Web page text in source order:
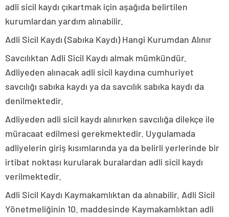
adli sicil kaydı çıkartmak için aşağıda belirtilen
kurumlardan yardım alınabilir.
Adli Sicil Kaydı (Sabıka Kaydı) Hangi Kurumdan Alınır
Savcılıktan Adli Sicil Kaydı almak mümkündür.
Adliyeden alınacak adli sicil kaydına cumhuriyet
savcılığı sabıka kaydı ya da savcılık sabıka kaydı da
denilmektedir.
Adliyeden adli sicil kaydı alınırken savcılığa dilekçe ile
müracaat edilmesi gerekmektedir. Uygulamada
adliyelerin giriş kısımlarında ya da belirli yerlerinde bir
irtibat noktası kurularak buralardan adli sicil kaydı
verilmektedir.
Adli Sicil Kaydı Kaymakamlıktan da alınabilir. Adli Sicil
Yönetmeliğinin 10. maddesinde Kaymakamlıktan adli